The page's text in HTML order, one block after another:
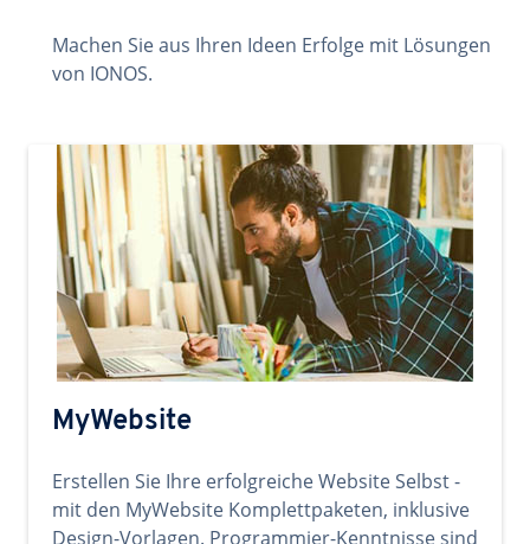
Machen Sie aus Ihren Ideen Erfolge mit Lösungen
von IONOS.
MyWebsite
Erstellen Sie Ihre erfolgreiche Website Selbst -
mit den MyWebsite Komplettpaketen, inklusive
Design-Vorlagen. Programmier-Kenntnisse sind